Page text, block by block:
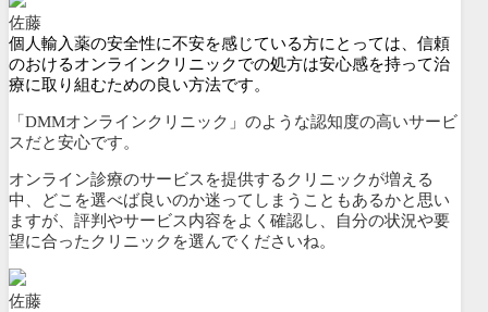
佐藤
個人輸入薬の安全性に不安を感じている方にとっては、信頼
のおけるオンラインクリニックでの処方は安心感を持って治
療に取り組むための良い方法です。
「DMMオンラインクリニック」のような認知度の高いサービ
スだと安心です。
オンライン診療のサービスを提供するクリニックが増える
中、どこを選べば良いのか迷ってしまうこともあるかと思い
ますが、評判やサービス内容をよく確認し、自分の状況や要
望に合ったクリニックを選んでくださいね。
佐藤